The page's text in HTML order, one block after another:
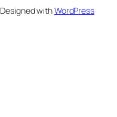
Designed withWordPress